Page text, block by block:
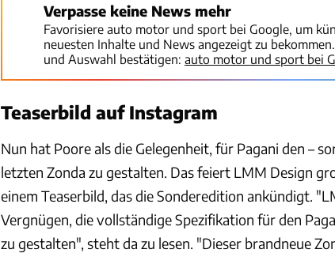
Verpasse keine News mehr
Favorisiere auto motor und sport bei Google, um
neuesten Inhalte und News angezeigt zu
und Auswahl bestätigen: auto motor und sport bei
Teaserbild auf Instagram
Nun hat Poore als die Gelegenheit, für Pagani den –
letzten Zonda zu gestalten. Das feiert LMM Design
einem Teaserbild, das die Sonderedition ankündigt.
Vergnügen, die vollständige Spezifikation für den
zu gestalten", steht da zu lesen. "Dieser brandneue